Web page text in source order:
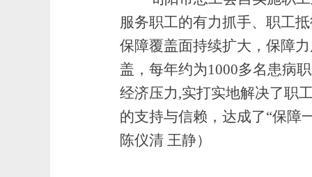
服务职工的有力抓手、职工
保障覆盖面持续扩大，保障
盖，每年约为1000多名患病
经济压力,实打实地解决了职
的支持与信赖，达成了“保障
陈仪清 王静）